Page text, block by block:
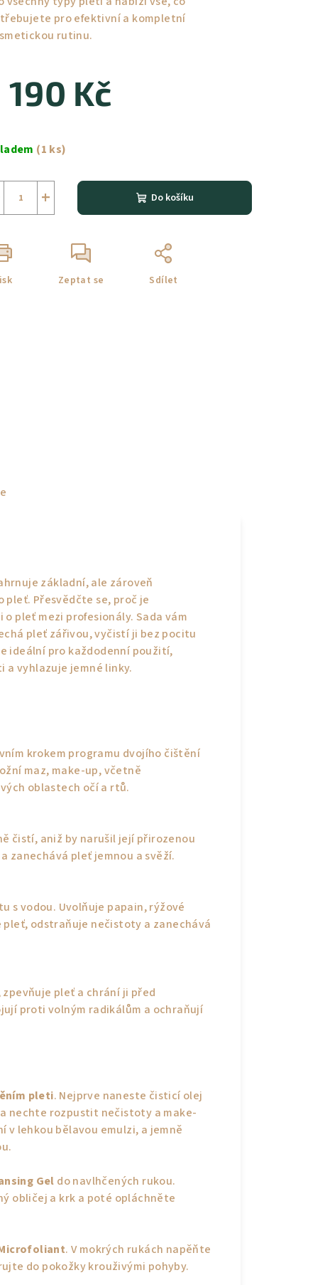
pro efektivní a kompletní
rutinu.
190 Kč
(1 ks)
+ Do košíku
Zeptat se Sdílet
základní, ale zároveň
Přesvědčte se, proč je
pleť mezi profesionály. Sada vám
pleť zářivou, vyčistí ji bez pocitu
ideální pro každodenní použití,
a vyhlazuje jemné linky.
krokem programu dvojího čištění
maz, make-up, včetně
oblastech očí a rtů.
čistí, aniž by narušil její přirozenou
zanechává pleť jemnou a svěží.
s vodou. Uvolňuje papain, rýžové
pleť, odstraňuje nečistoty a zanechává
pleť a chrání ji před
proti volným radikálům a ochraňují
pleti. Nejprve naneste čisticí olej
nechte rozpustit nečistoty a make-
v lehkou bělavou emulzi, a jemně
Gel do navlhčených rukou.
obličej a krk a poté opláchněte
. V mokrých rukách napěňte
do pokožky krouživými pohyby.